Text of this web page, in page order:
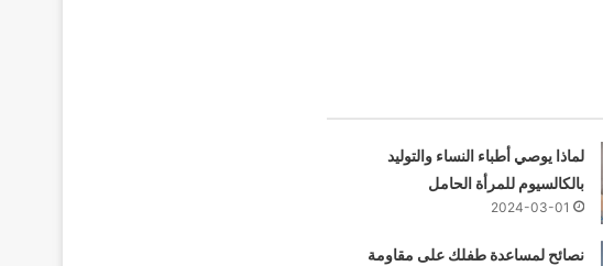
لماذا يوصي أطباء النساء والتوليد
بالكالسيوم للمرأة الحامل
2024-03-01
نصائح لمساعدة طفلك على مقاومة